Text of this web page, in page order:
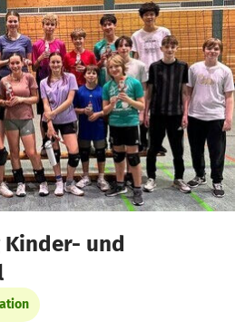
anzeigen
und